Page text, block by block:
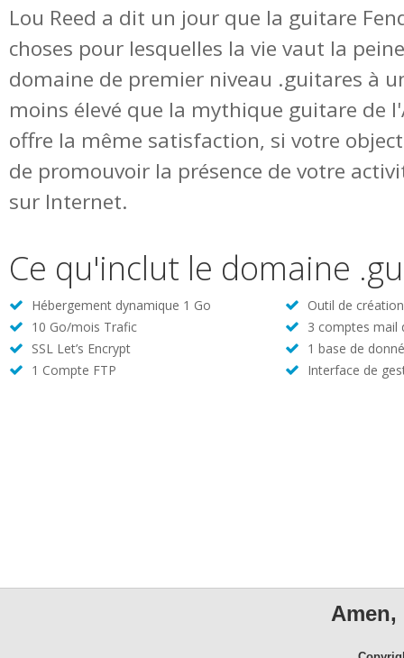
Lou Reed a dit un jour que la guitare
choses pour lesquelles la vie vaut la
domaine de premier niveau .guitares à
moins élevé que la mythique guitare de
offre la même satisfaction, si votre
de promouvoir la présence de votre
sur Internet.
Ce qu'inclut le domaine
Hébergement dynamique 1 Go
Outil de
10 Go/mois Trafic
3 comptes mail
SSL Let’s Encrypt
1 base de
1 Compte FTP
Interface de